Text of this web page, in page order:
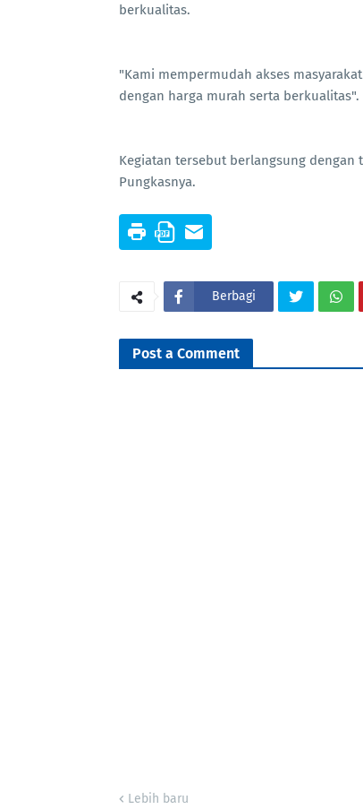
berkualitas.
"Kami mempermudah akses
dengan harga murah serta berkualitas".
Kegiatan tersebut berlangsung
Pungkasnya.
Berbagi
Post a Comment
Lebih baru